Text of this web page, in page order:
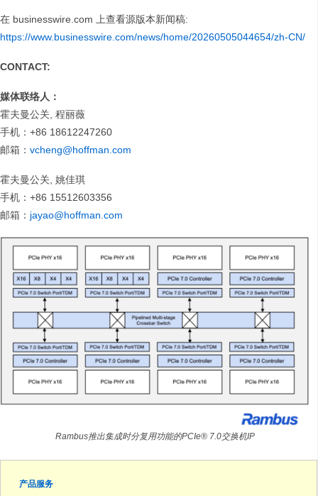
在 businesswire.com 上查看源版本新闻稿:
https://www.businesswire.com/news/home/20260505044654/zh-CN/
CONTACT:
媒体联络人：
霍夫曼公关, 程丽薇
手机：+86 18612247260
邮箱： vcheng@hoffman.com
霍夫曼公关, 姚佳琪
手机：+86 15512603356
邮箱： jayao@hoffman.com
Rambus推出集成时分复用功能的PCIe® 7.0交换机IP
产品服务